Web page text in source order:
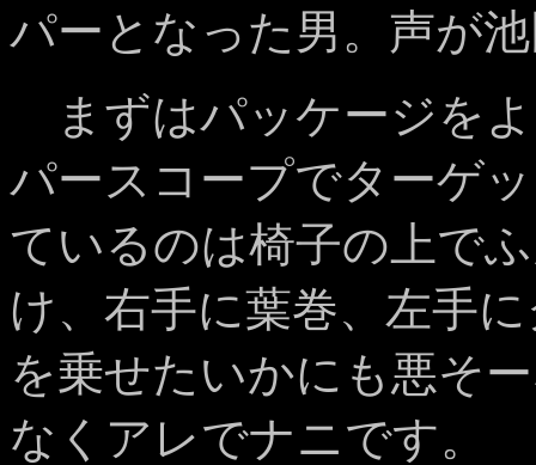
パーとなった男。声が
まずはパッケージを
パースコープでターゲ
ているのは椅子の上で
け、右手に葉巻、左手
を乗せたいかにも悪そ
なくアレでナニです。